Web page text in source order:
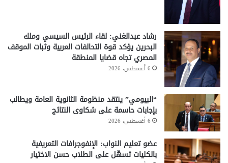
رشاد عبدالغني: لقاء الرئيس السيسي وملك
البحرين يؤكد قوة التحالفات العربية وثبات الموقف
المصري تجاه قضايا المنطقة
6 أغسطس، 2026
“البيومي” ينتقد منظومة الثانوية العامة ويطالب
بإجابات حاسمة على شكاوى النتائج
6 أغسطس، 2026
عضو تعليم النواب: الإنفوجرافات التعريفية
بالكليات تسهّل على الطلاب حسن الاختيار